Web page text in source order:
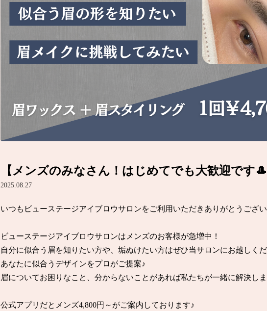
【メンズのみなさん！はじめてでも大歓迎です
2025.08.27
いつもビューステージアイブロウサロンをご利用いただきありがとうござい
ビューステージアイブロウサロンはメンズのお客様が急増中！
自分に似合う眉を知りたい方や、垢ぬけたい方はぜひ当サロンにお越しく
あなたに似合うデザインをプロがご提案♪
眉についてお困りなこと、分からないことがあれば私たちが一緒に解決し
公式アプリだとメンズ4,800円～がご案内しております♪